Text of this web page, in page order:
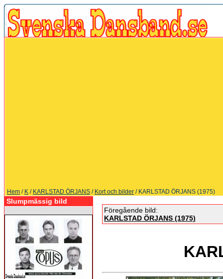
Hem / K / KARLSTAD ÖRJANS / Kort och bilder / KARLSTAD ÖRJANS (1975)
Slumpmässig bild
Föregående bild:
KARLSTAD ÖRJANS (1975)